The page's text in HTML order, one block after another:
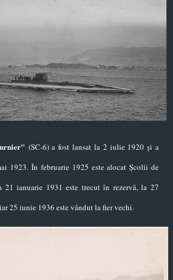
(SC-6) a fost lansat la 2 iulie 1920 și a
1923.În februarie 1925 este alocat Școlii de
21 ianuarie 1931 este trecut în rezervă, la 27
25 iunie 1936 este vândut la fier vechi.